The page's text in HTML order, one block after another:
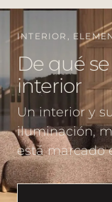
INTERIOR,
De qué
interior
Un interior y
iluminación,
está marcado